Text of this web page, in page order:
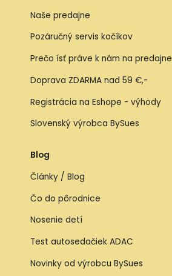
Naše predajne
Pozáručný servis kočíkov
Prečo ísť práve k nám na predajne
Doprava ZDARMA nad 59 €,-
Registrácia na Eshope - výhody
Slovenský výrobca BySues
Blog
Články / Blog
Čo do pôrodnice
Nosenie detí
Test autosedačiek ADAC
Novinky od výrobcu BySues